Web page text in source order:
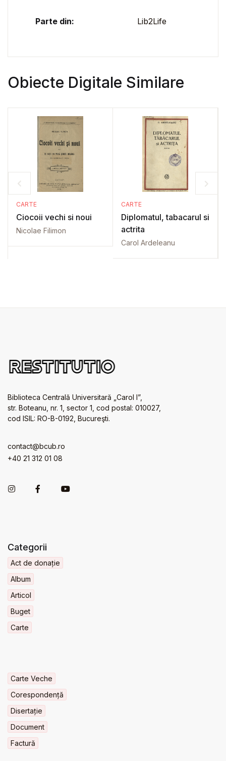
Parte din: Lib2Life
Obiecte Digitale Similare
CARTE
Ciocoii vechi si noui
Nicolae Filimon
CARTE
Diplomatul, tabacarul si
actrita
Carol Ardeleanu
Biblioteca Centrală Universitară „Carol I”,
str. Boteanu, nr. 1, sector 1, cod postal: 010027,
cod ISIL: RO-B-0192, Bucureşti.
contact@bcub.ro
+40 21 312 01 08
Categorii
Act de donație
Album
Articol
Buget
Carte
Carte Veche
Corespondență
Disertație
Document
Factură